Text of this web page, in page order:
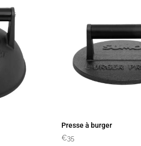
Presse à burger
€35